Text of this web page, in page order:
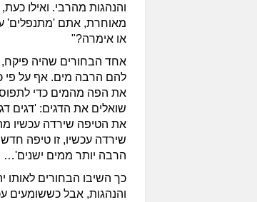
והנהגות מהרבי. ואילו
מאוחרת, אתם 'מתנפלים'
או אימרה?"
אחד הבחורים שהיה פיקח,
להם הרבה מים. אף על פי
את הפה מהמים כדי
שואלים את הדגים: 'דגים
את הטיפה שירדה עכשיו
שירדה עכשיו, זו טיפה
הרבה יותר ממים ישנים'…
כך השיבו הבחורים לאותו
והנהגות, אבל כששומעים